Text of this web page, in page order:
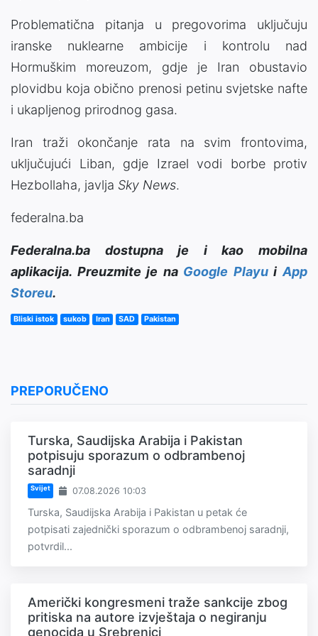
Problematična pitanja u pregovorima uključuju
iranske nuklearne ambicije i kontrolu nad
Hormuškim moreuzom, gdje je Iran obustavio
plovidbu koja obično prenosi petinu svjetske nafte
i ukapljenog prirodnog gasa.
Iran traži okončanje rata na svim frontovima,
uključujući Liban, gdje Izrael vodi borbe protiv
Hezbollaha, javlja Sky News.
federalna.ba
Federalna.ba dostupna je i kao mobilna
aplikacija. Preuzmite je na Google PlayuiApp
Storeu.
Bliski istok sukob Iran SAD Pakistan
PREPORUČENO
Turska, Saudijska Arabija i Pakistan
potpisuju sporazum o odbrambenoj
saradnji
Svijet 07.08.2026 10:03
Turska, Saudijska Arabija i Pakistan u petak će
potpisati zajednički sporazum o odbrambenoj saradnji,
potvrdil...
Američki kongresmeni traže sankcije zbog
pritiska na autore izvještaja o negiranju
genocida u Srebrenici